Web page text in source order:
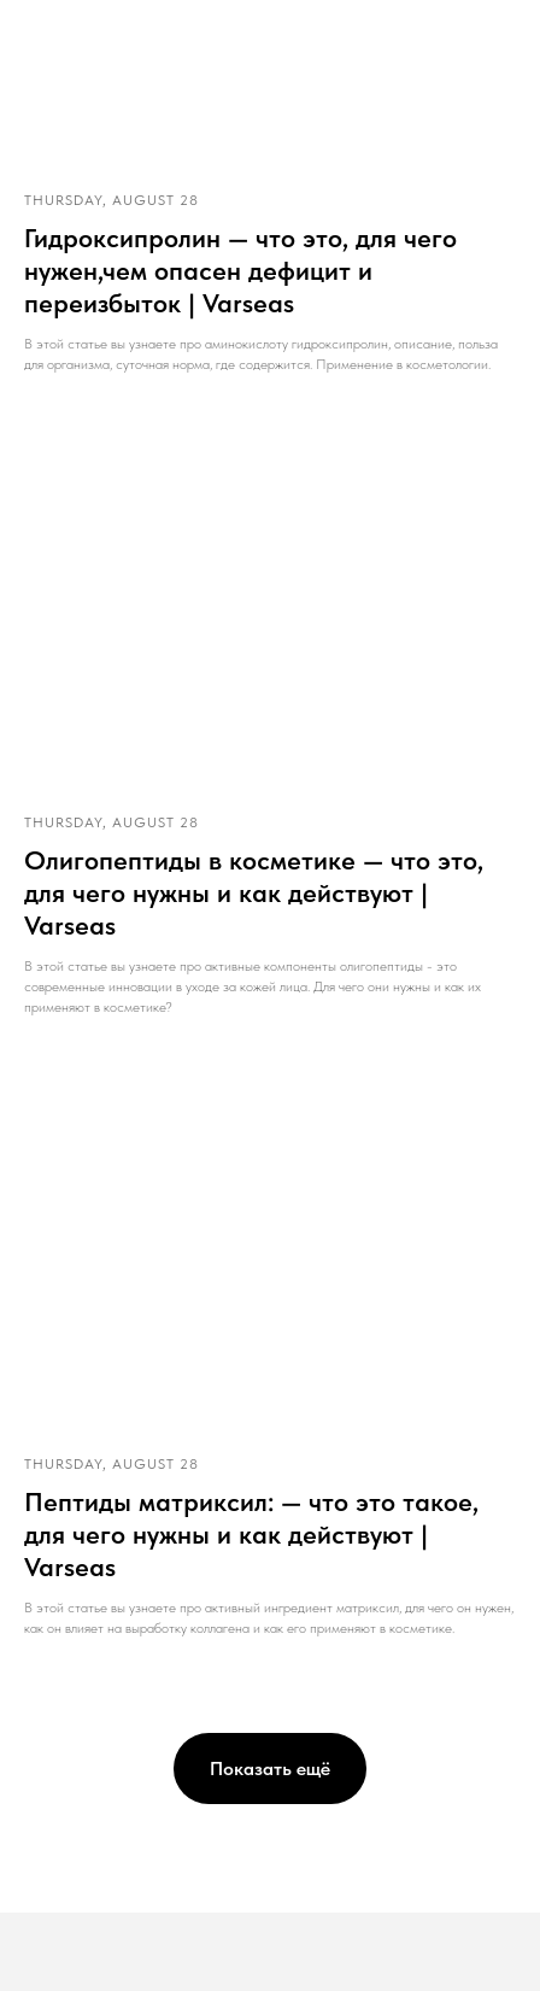
THURSDAY, AUGUST 28
Гидроксипролин — что это, для чего
нужен,чем опасен дефицит и
переизбыток | Varseas
В этой статье вы узнаете про аминокислоту гидроксипролин, описание, польза
для организма, суточная норма, где содержится. Применение в косметологии.
THURSDAY, AUGUST 28
Олигопептиды в косметике — что это,
для чего нужны и как действуют |
Varseas
В этой статье вы узнаете про активные компоненты олигопептиды - это
современные инновации в уходе за кожей лица. Для чего они нужны и как их
применяют в косметике?
THURSDAY, AUGUST 28
Пептиды матриксил: — что это такое,
для чего нужны и как действуют |
Varseas
В этой статье вы узнаете про активный ингредиент матриксил, для чего он нужен,
как он влияет на выработку коллагена и как его применяют в косметике.
Показать ещё